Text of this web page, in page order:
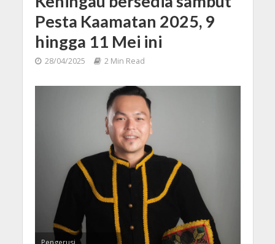
Pesta Kaamatan 2025, 9
hingga 11 Mei ini
28/04/2025 2 Min Read